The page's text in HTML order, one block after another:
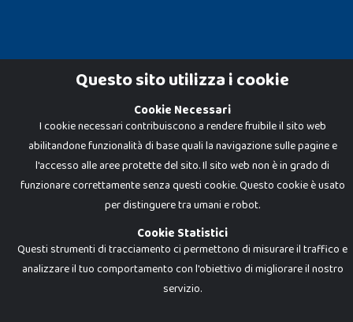
Dadi e Mattoncini è un brand di Giocabene Srl. Ogni riproduzione o utilizzo non
espressamente autorizzato è severamente vietato. Tutti i loghi, marchi,
brand elencati nel presente shop sono di proprietà dei rispettivi titolari.
I prezzi e le promozioni pubblicate potrebbero differire da quanto esposto in
negozio.
Giocabene Srl - via della Posta 8, 20123 Milano (MI)
P.IVA 02608090425 - REA AN201199 - C.S. 10.000 i.v.
Questo sito utilizza i cookie
Cookie Necessari
I cookie necessari contribuiscono a rendere fruibile il sito web
abilitandone funzionalità di base quali la navigazione sulle pagine e
l'accesso alle aree protette del sito. Il sito web non è in grado di
funzionare correttamente senza questi cookie. Questo cookie è usato
per distinguere tra umani e robot.
Cookie Statistici
Questi strumenti di tracciamento ci permettono di misurare il traffico e
analizzare il tuo comportamento con l'obiettivo di migliorare il nostro
servizio.